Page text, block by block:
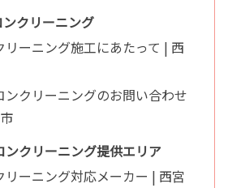
クリーニング
リーニング施工にあたって | 西
ンクリーニングのお問い合わせ
ンクリーニング提供エリア
リーニング対応メーカー | 西宮